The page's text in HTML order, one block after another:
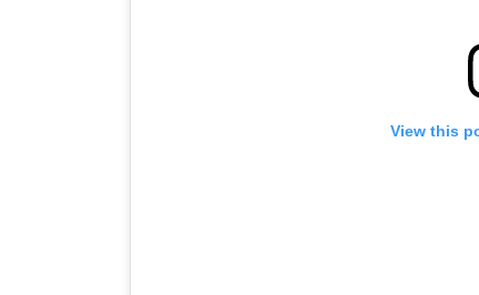
View this